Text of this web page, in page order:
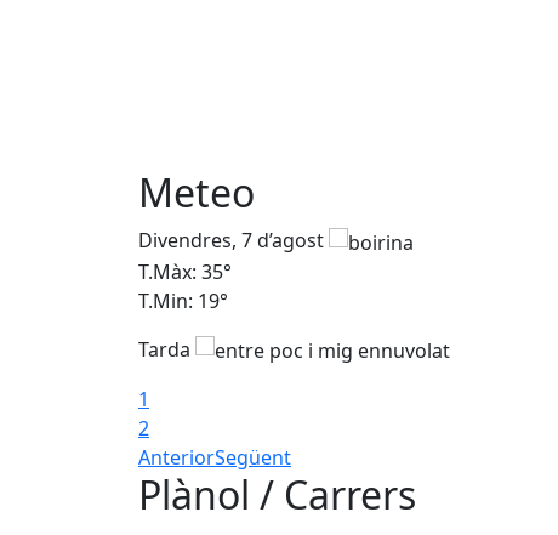
Meteo
Divendres, 7 d’agost
T.Màx: 35°
T.Min: 19°
Tarda
1
2
AnteriorSegüent
Plànol / Carrers